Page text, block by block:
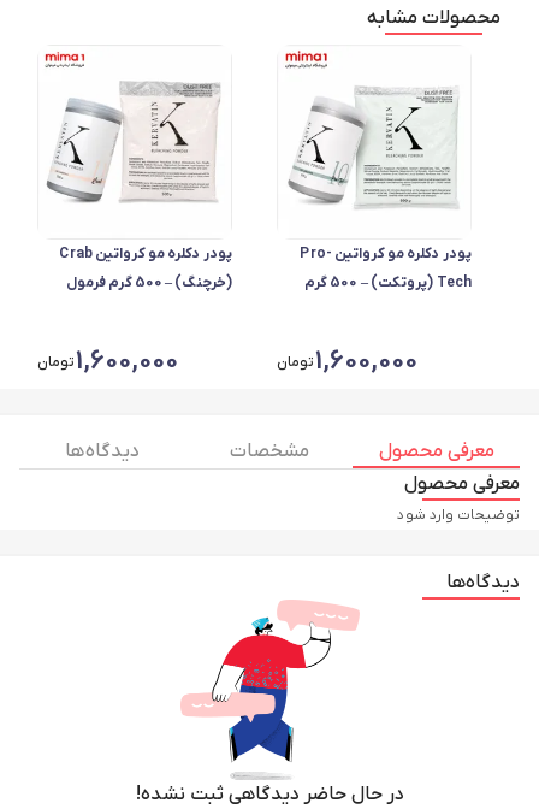
محصولات مشابه
پودر دکلره مو کرواتین Pro-
Tech (پروتکت) – 500 گرم
1,600,000تومان
پودر دکلره مو کرواتین Crab
(خرچنگ) – 500 گرم فرمول
1,600,000تومان
معرفی محصول مشخصات
دیدگاه ها
معرفی محصول
توضیحات وارد شود
دیدگاه‌ها
در حال حاضر دیدگاهی ثبت نشده!